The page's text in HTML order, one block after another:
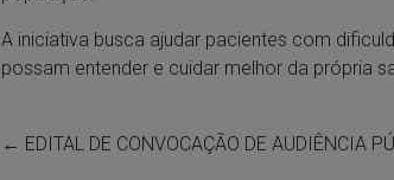
A iniciativa busca ajudar pacientes com
possam entender e cuidar melhor da própria
← EDITAL DE CONVOCAÇÃO DE AUDIÊNCIA